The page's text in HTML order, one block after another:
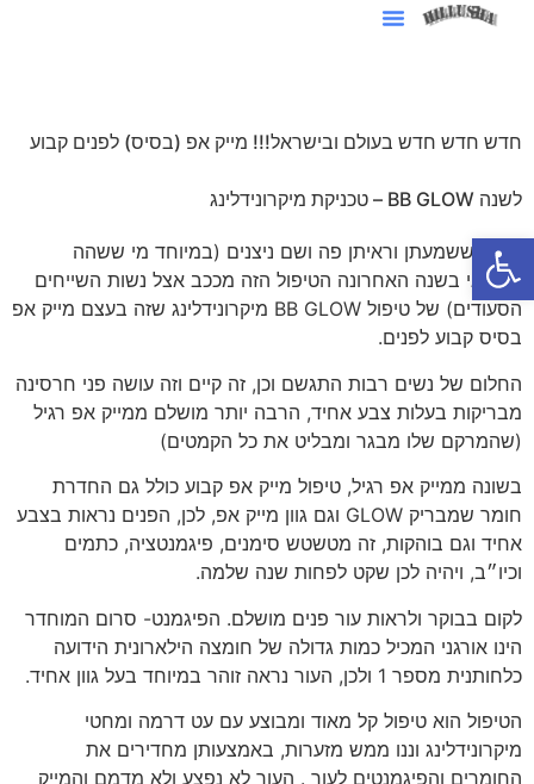
פתח סרגל נגישות
חדש חדש חדש בעולם ובישראל!!! מייק אפ (בסיס) לפנים קבוע
לשנה BB GLOW – טכניקת מיקרונידלינג
בטוח ששמעתן וראיתן פה ושם ניצנים (במיוחד מי ששהה
בדובאי בשנה האחרונה הטיפול הזה מככב אצל נשות השייחים
הסעודים) של טיפול BB GLOW מיקרונידלינג שזה בעצם מייק אפ
בסיס קבוע לפנים.
החלום של נשים רבות התגשם וכן, זה קיים וזה עושה פני חרסינה
מבריקות בעלות צבע אחיד, הרבה יותר מושלם ממייק אפ רגיל
(שהמרקם שלו מבגר ומבליט את כל הקמטים)
בשונה ממייק אפ רגיל, טיפול מייק אפ קבוע כולל גם החדרת
חומר שמבריק GLOW וגם גוון מייק אפ, לכן, הפנים נראות בצבע
אחיד וגם בוהקות, זה מטשטש סימנים, פיגמנטציה, כתמים
וכיו״ב, ויהיה לכן שקט לפחות שנה שלמה.
לקום בבוקר ולראות עור פנים מושלם. הפיגמנט- סרום המוחדר
הינו אורגני המכיל כמות גדולה של חומצה הילארונית הידועה
כלחותנית מספר 1 ולכן, העור נראה זוהר במיוחד בעל גוון אחיד.
הטיפול הוא טיפול קל מאוד ומבוצע עם עט דרמה ומחטי
מיקרונידלינג וננו ממש מזערות, באמצעותן מחדירים את
החומרים והפיגמנטים לעור . העור לא נפצע ולא מדמם והמייק